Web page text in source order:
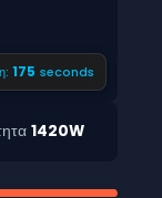
174 seconds
1420W